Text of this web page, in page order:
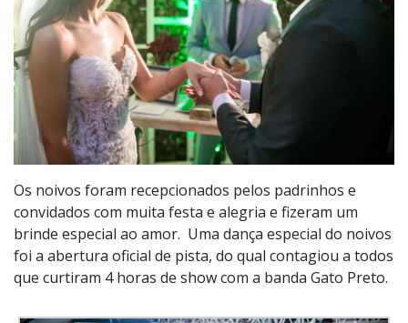
Os noivos foram recepcionados pelos padrinhos e
convidados com muita festa e alegria e fizeram um
brinde especial ao amor. Uma dança especial do noivos
foi a abertura oficial de pista, do qual contagiou a todos
que curtiram 4 horas de show com a banda Gato Preto.